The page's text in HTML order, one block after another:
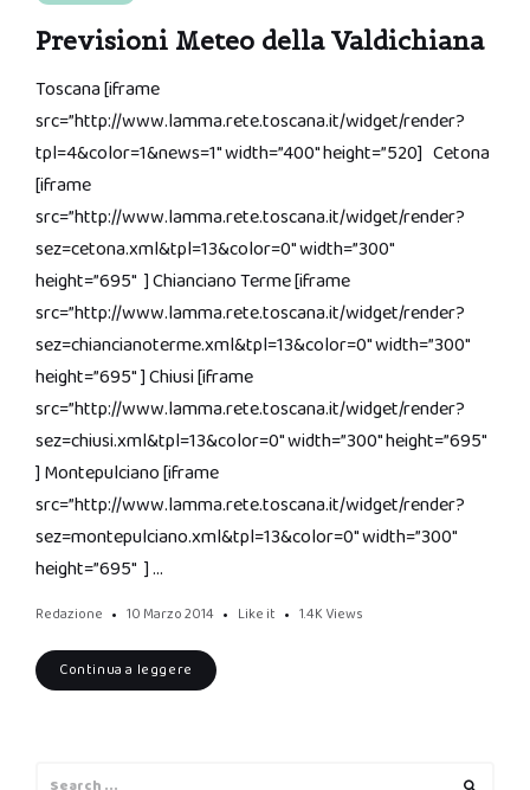
Previsioni Meteo della Valdichiana
Toscana [iframe
src=”http://www.lamma.rete.toscana.it/widget/render?
tpl=4&color=1&news=1″ width=”400″ height=”520] Cetona
[iframe
src=”http://www.lamma.rete.toscana.it/widget/render?
sez=cetona.xml&tpl=13&color=0″ width=”300″
height=”695″ ] Chianciano Terme [iframe
src=”http://www.lamma.rete.toscana.it/widget/render?
sez=chiancianoterme.xml&tpl=13&color=0″ width=”300″
height=”695″ ] Chiusi [iframe
src=”http://www.lamma.rete.toscana.it/widget/render?
sez=chiusi.xml&tpl=13&color=0″ width=”300″ height=”695″
] Montepulciano [iframe
src=”http://www.lamma.rete.toscana.it/widget/render?
sez=montepulciano.xml&tpl=13&color=0″ width=”300″
height=”695″ ] …
Redazione 10 Marzo 2014 Like it 1.4K Views
Continua a leggere